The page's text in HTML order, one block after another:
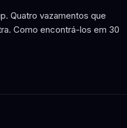
Quatro vazamentos que
Como encontrá-los em 30